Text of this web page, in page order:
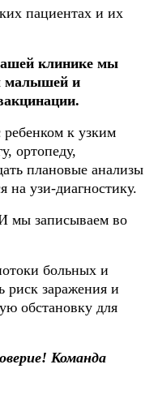
пациентах и их
клинике мы
малышей и
к узким
ортопеду,
плановые анализы
на узи-диагностику.
мы записываем во
больных и
риск заражения и
обстановку для
Команда